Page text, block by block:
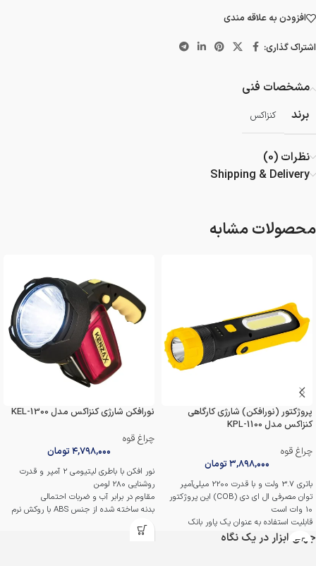
افزودن به علاقه مندی
اشتراک گذاری:
مشخصات فنی
برند
کنزاکس
نظرات (0)
Shipping & Delivery
محصولات مشابه
پروژکتور (نورافکن) شارژی کارگاهی
کنزاکس مدل KPL-1100
چراغ قوه
۳,۸۹۸,۰۰۰تومان
باتری‌ 3.7 ولت و با قدرت 2200 میلی‌آمپر
توان مصرفی ال ای دی (COB) این پروژکتور
10 وات است
قابلیت استفاده به عنوان یک پاور بانک
4: نور این محصول تا حداکثر 20 متر است
قابلیت نصب بر روی سه‌پایه
نورافکن شارژی کنزاکس مدل KEL-1300
چراغ قوه
۴,۷۹۸,۰۰۰تومان
نور افکن با باطری لیتیومی 2 آمپر و قدرت
روشنایی 280 لومن
مقاوم در برابر آب و ضربات احتمالی
بدنه ساخته شده از جنس ABS با روکش نرم
TPR
قابلیت استفاده به عنوان پاور بانک با خروجی
جهان ابزار در یک نگاه